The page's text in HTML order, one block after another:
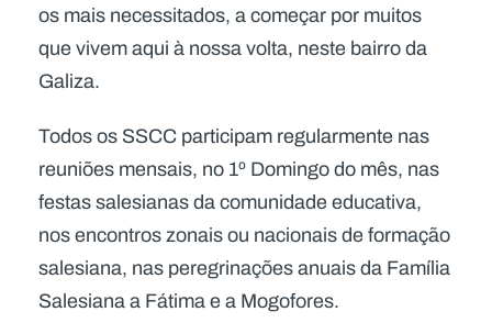
os mais necessitados, a começar por muitos
que vivem aqui à nossa volta, neste bairro da
Galiza.
Todos os SSCC participam regularmente nas
reuniões mensais, no 1º Domingo do mês, nas
festas salesianas da comunidade educativa,
nos encontros zonais ou nacionais de formação
salesiana, nas peregrinações anuais da Família
Salesiana a Fátima e a Mogofores.